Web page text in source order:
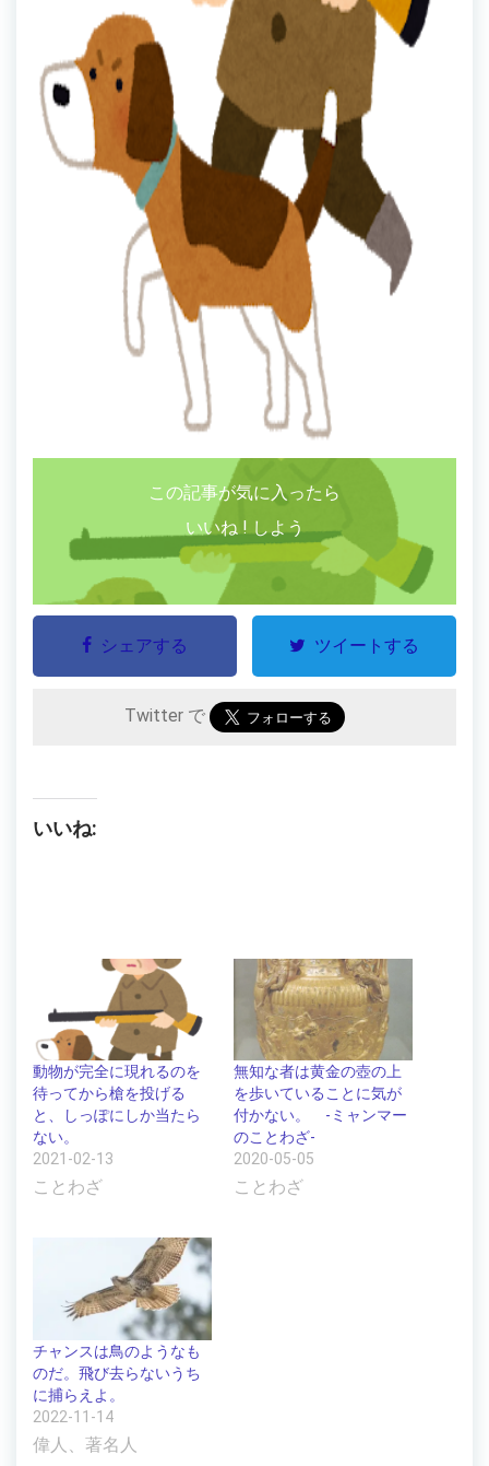
この記事が気に入ったら
いいね ! しよう
シェアする ツイートする
Twitter で
いいね:
動物が完全に現れるのを
待ってから槍を投げる
と、しっぽにしか当たら
ない。
2021-02-13
ことわざ
無知な者は黄金の壺の上
を歩いていることに気が
付かない。 -ミャンマー
のことわざ-
2020-05-05
ことわざ
チャンスは鳥のようなも
のだ。飛び去らないうち
に捕らえよ。
2022-11-14
偉人、著名人